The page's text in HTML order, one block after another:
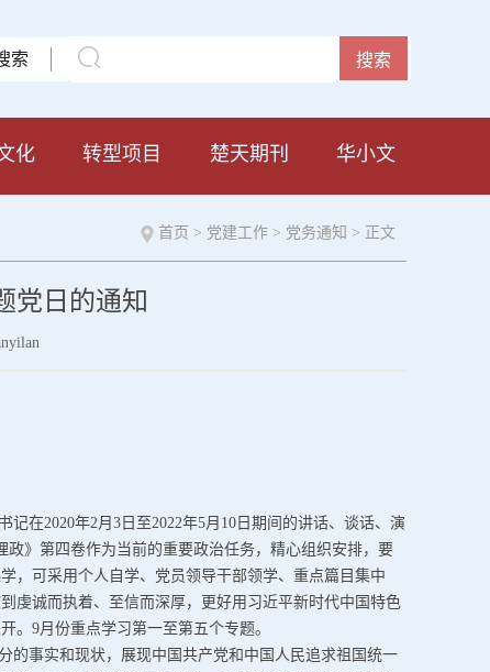
索
化 转型项目 楚天期刊 华小文
首页 > 党建工作 > 党务通知 > 正文
党日的通知
记在2020年2月3日至2022年5月10日期间的讲话、谈话、演
》第四卷作为当前的重要政治任务，精心组织安排，要
，可采用个人自学、党员领导干部领学、重点篇目集中
虔诚而执着、至信而深厚，更好用习近平新时代中国特色
。9月份重点学习第一至第五个专题。
的事实和现状，展现中国共产党和中国人民追求祖国统一